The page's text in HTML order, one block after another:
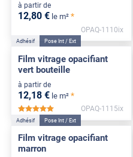
à partir de
12,80 € le m² *
OPAQ-1110ix
Adhésif Pose Int / Ext
Film vitrage opacifiant
vert bouteille
à partir de
12,18 € le m² *
*****
OPAQ-1115ix
Adhésif Pose Int / Ext
Film vitrage opacifiant
marron